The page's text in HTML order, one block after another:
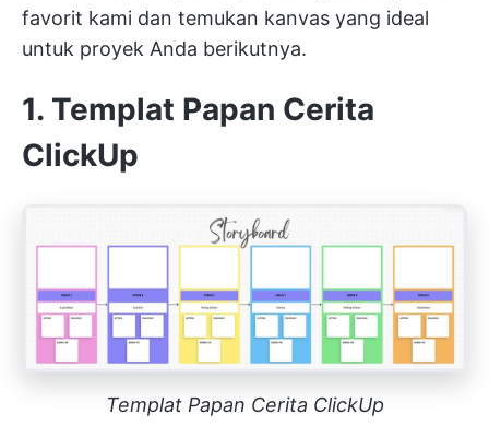
favorit kami dan temukan kanvas yang ideal
untuk proyek Anda berikutnya.
1. Templat Papan Cerita
ClickUp
Templat Papan Cerita ClickUp